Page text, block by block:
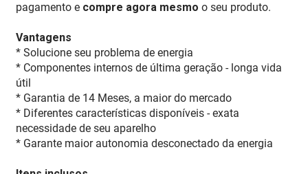
pagamento e compre agora mesmo o seu produto.
Vantagens
* Solucione seu problema de energia
* Componentes internos de última geração - longa vida
útil
* Garantia de 14 Meses, a maior do mercado
* Diferentes características disponíveis - exata
necessidade de seu aparelho
* Garante maior autonomia desconectado da energia